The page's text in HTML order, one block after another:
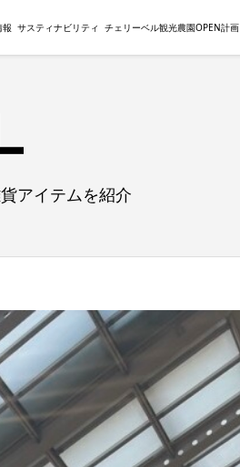
報 サスティナビリティ チェリーベル観光農園OPEN計画
アイテムを紹介